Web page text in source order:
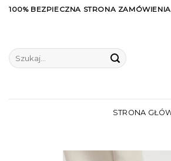
Skip100% BEZPIECZNA STRONA ZAMÓWIENIA
Szukaj:
STRONA